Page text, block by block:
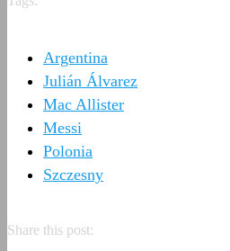
Argentina
Julián Álvarez
Mac Allister
Messi
Polonia
Szczesny
Share this post: